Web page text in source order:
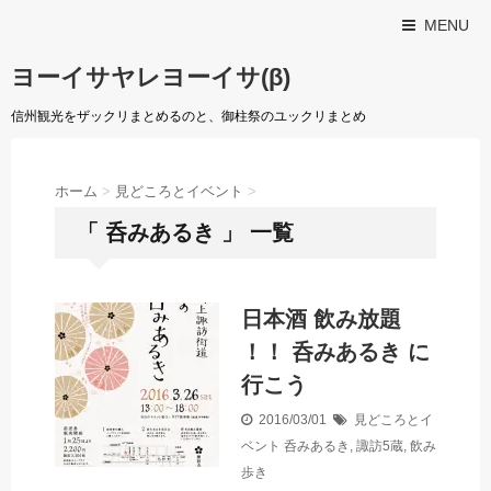
MENU
ヨーイサヤレヨーイサ(β)
信州観光をザックリまとめるのと、御柱祭のユックリまとめ
ホーム > 見どころとイベント >
「 呑みあるき 」 一覧
日本酒 飲み放題
！！ 呑みあるき に
行こう
2016/03/01
見どころとイ
ベント 呑みあるき , 諏訪5蔵, 飲み
歩き